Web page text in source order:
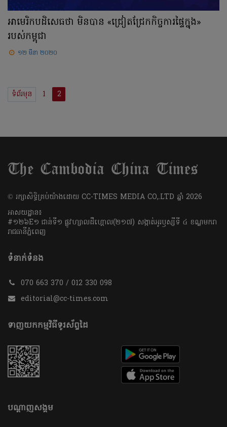
អាមេរិកបដិសេធថា មិនបាន «ជ្រៀតជ្រែកកិច្ចការផ្ទៃក្នុង»
របស់កម្ពុជា
១២ មីនា ២០២០
ទំព័រមុន 1 2
​© រក្សា​សិទ្ធិ​គ្រប់​យ៉ាង​ដោយ​ CC-TIMES MEDIA CO,.LTD ឆ្នាំ​ 2026
អាសយដ្ឋាន៖
#១២៦E១ ជាន់ទី១ ផ្លូវហ្សាលដឺហ្គោល(២១៧) សង្កាត់អូរឫស្សីទី ៤ ខណ្ឌមករា
រាជធានីភ្នំពេញ
ទំនាក់ទំនង
070 663 370 / 012 330 098
editorial@cc-times.com
ទាញយកកម្មវិធីទូរស័ព្ទដៃ
បណ្តាញសង្គម